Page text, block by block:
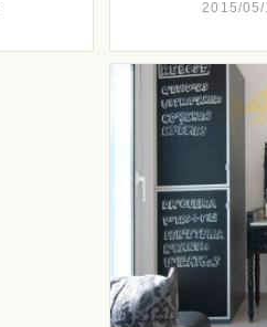
2015/05/